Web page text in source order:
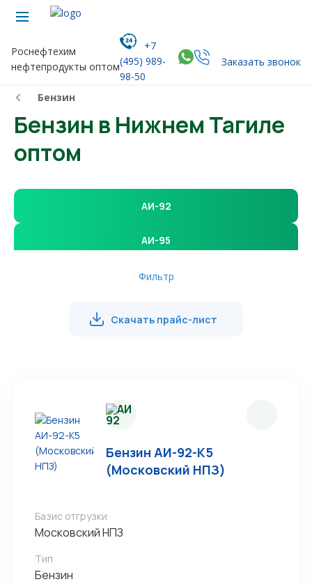
Роснефтехим
нефтепродукты оптом
+7
(495) 989-
98-50
Заказать звонок
Бензин
Бензин в Нижнем Тагиле
оптом
АИ-92
АИ-95
Фильтр
Скачать прайс-лист
Бензин АИ-92-К5
(Московский НПЗ)
Базис отгрузки
Московский НПЗ
Тип
Бензин